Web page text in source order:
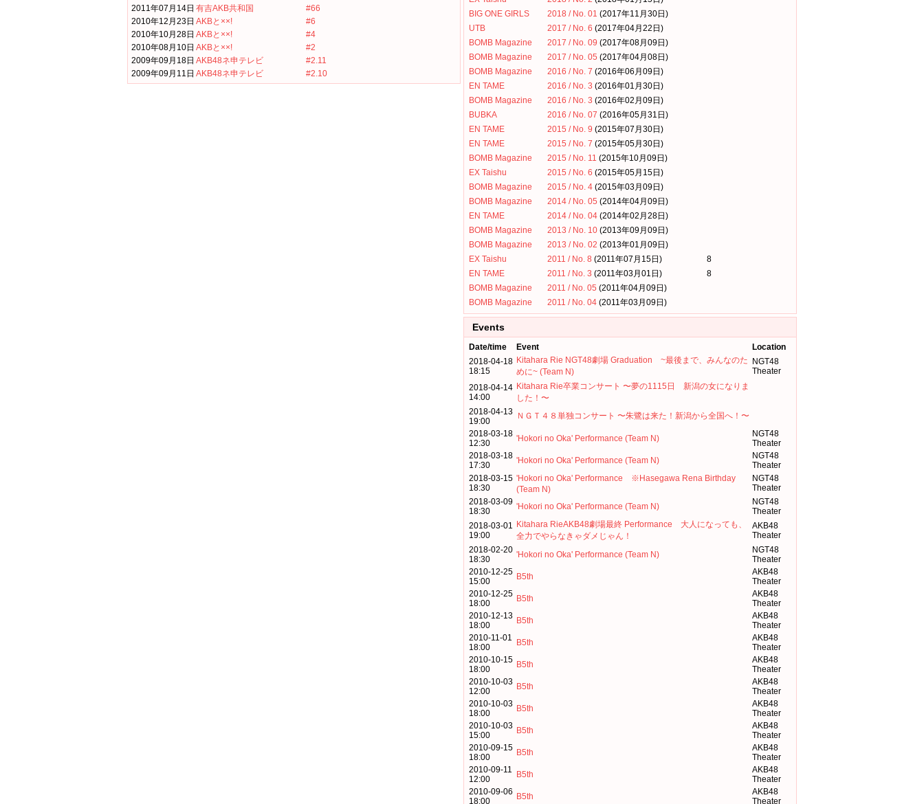
2011年07月14日 有吉AKB共和国
#66
2010年12月23日 AKBと××!
#6
2010年10月28日 AKBと××!
#4
2010年08月10日 AKBと××!
#2
2009年09月18日 AKB48ネ申テレビ
#2.11
2009年09月11日 AKB48ネ申テレビ #2.10
BIG ONE GIRLS
2018 / No. 01 (2017年11月30日)
UTB
2017 / No. 6 (2017年04月22日)
BOMB Magazine
2017 / No. 09 (2017年08月09日)
BOMB Magazine
2017 / No. 05 (2017年04月08日)
BOMB Magazine
2016 / No. 7 (2016年06月09日)
EN TAME
2016 / No. 3 (2016年01月30日)
BOMB Magazine
2016 / No. 3 (2016年02月09日)
BUBKA
2016 / No. 07 (2016年05月31日)
EN TAME
2015 / No. 9 (2015年07月30日)
EN TAME
2015 / No. 7 (2015年05月30日)
BOMB Magazine
2015 / No. 11 (2015年10月09日)
EX Taishu
2015 / No. 6 (2015年05月15日)
BOMB Magazine
2015 / No. 4 (2015年03月09日)
BOMB Magazine
2014 / No. 05 (2014年04月09日)
EN TAME
2014 / No. 04 (2014年02月28日)
BOMB Magazine
2013 / No. 10 (2013年09月09日)
BOMB Magazine
2013 / No. 02 (2013年01月09日)
EX Taishu
2011 / No. 8 (2011年07月15日)
8
EN TAME
2011 / No. 3 (2011年03月01日)
8
BOMB Magazine
2011 / No. 05 (2011年04月09日)
BOMB Magazine
2011 / No. 04 (2011年03月09日)
Events
Date/time Event
Location
2018-04-18
18:15
Kitahara Rie NGT48劇場 Graduation ~最後まで、みんなのた
めに~ (Team N)
NGT48
Theater
2018-04-14
14:00
Kitahara Rie卒業コンサート 〜夢の1115日 新潟の女になりま
した！〜
2018-04-13
19:00
ＮＧＴ４８単独コンサート 〜朱鷺は来た！新潟から全国へ！〜
2018-03-18
12:30
'Hokori no Oka' Performance (Team N)
NGT48
Theater
2018-03-18
17:30
'Hokori no Oka' Performance (Team N)
NGT48
Theater
2018-03-15
18:30
'Hokori no Oka' Performance ※Hasegawa Rena Birthday
(Team N)
NGT48
Theater
2018-03-09
18:30
'Hokori no Oka' Performance (Team N)
NGT48
Theater
2018-03-01
19:00
Kitahara RieAKB48劇場最終 Performance 大人になっても、
全力でやらなきゃダメじゃん！
AKB48
Theater
2018-02-20
18:30
'Hokori no Oka' Performance (Team N)
NGT48
Theater
2010-12-25
15:00
B5th
AKB48
Theater
2010-12-25
18:00
B5th
AKB48
Theater
2010-12-13
18:00
B5th
AKB48
Theater
2010-11-01
18:00
B5th
AKB48
Theater
2010-10-15
18:00
B5th
AKB48
Theater
2010-10-03
12:00
B5th
AKB48
Theater
2010-10-03
18:00
B5th
AKB48
Theater
2010-10-03
15:00
B5th
AKB48
Theater
2010-09-15
18:00
B5th
AKB48
Theater
2010-09-11
12:00
B5th
AKB48
Theater
2010-09-06
18:00
B5th
AKB48
Theater